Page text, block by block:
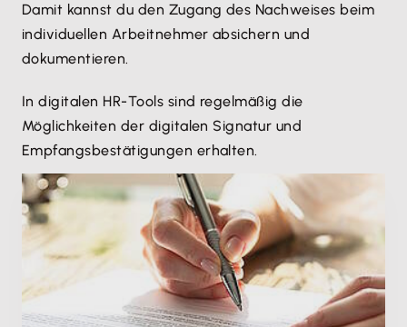
Damit kannst du den Zugang des Nachweises beim
individuellen Arbeitnehmer absichern und
dokumentieren.
In digitalen HR-Tools sind regelmäßig die
Möglichkeiten der digitalen Signatur und
Empfangsbestätigungen erhalten.